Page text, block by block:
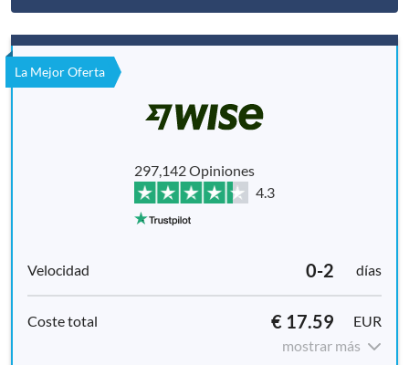
La Mejor Oferta
297,142 Opiniones
4.3
0-2 días
€ 17.59
EUR
mostrar más